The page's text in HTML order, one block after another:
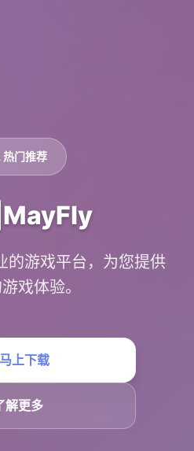
门推荐
的游戏平台，为您提供
戏体验。
马上下载
解更多